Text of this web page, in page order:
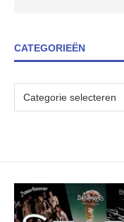
CATEGORIEËN